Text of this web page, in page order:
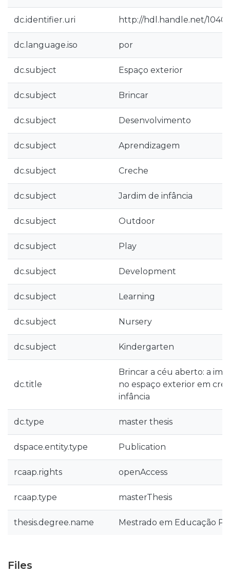
dc.identifier.uri http://hdl.handle.net/
dc.language.iso por
dc.subject Espaço exterior
dc.subject Brincar
dc.subject Desenvolvimento
dc.subject Aprendizagem
dc.subject Creche
dc.subject Jardim de infância
dc.subject Outdoor
dc.subject Play
dc.subject Development
dc.subject Learning
dc.subject Nursery
dc.subject Kindergarten
dc.title
Brincar a céu aberto: a
no espaço exterior em
infância
dc.type master thesis
dspace.entity.type Publication
rcaap.rights openAccess
rcaap.type masterThesis
thesis.degree.name Mestrado em Educação
Files